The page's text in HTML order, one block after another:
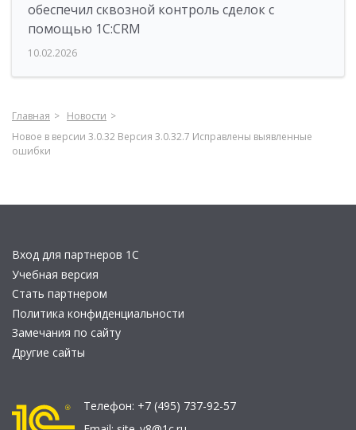
обеспечил сквозной контроль сделок с
помощью 1С:CRM
10.02.2026
Главная
Новости
Новое в версии 3.0.32 Версия 3.0.32.7 Исправлены выявленные
ошибки
Вход для партнеров 1С
Учебная версия
Стать партнером
Политика конфиденциальности
Замечания по сайту
Другие сайты
Телефон: +7 (495) 737-92-57